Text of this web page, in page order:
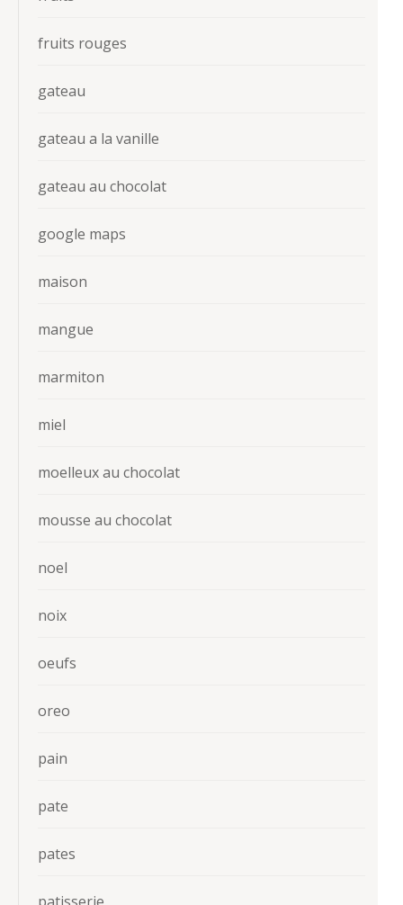
fruits rouges
gateau
gateau a la vanille
gateau au chocolat
google maps
maison
mangue
marmiton
miel
moelleux au chocolat
mousse au chocolat
noel
noix
oeufs
oreo
pain
pate
pates